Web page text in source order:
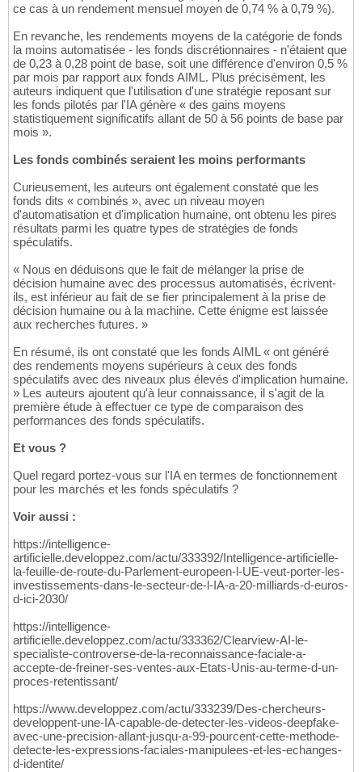
ce cas à un rendement mensuel moyen de 0,74 % à 0,79 %).
En revanche, les rendements moyens de la catégorie de fonds
la moins automatisée - les fonds discrétionnaires - n'étaient que
de 0,23 à 0,28 point de base, soit une différence d'environ 0,5 %
par mois par rapport aux fonds AIML. Plus précisément, les
auteurs indiquent que l'utilisation d'une stratégie reposant sur
les fonds pilotés par l'IA génère « des gains moyens
statistiquement significatifs allant de 50 à 56 points de base par
mois ».
Les fonds combinés seraient les moins performants
Curieusement, les auteurs ont également constaté que les
fonds dits « combinés », avec un niveau moyen
d'automatisation et d'implication humaine, ont obtenu les pires
résultats parmi les quatre types de stratégies de fonds
spéculatifs.
« Nous en déduisons que le fait de mélanger la prise de
décision humaine avec des processus automatisés, écrivent-
ils, est inférieur au fait de se fier principalement à la prise de
décision humaine ou à la machine. Cette énigme est laissée
aux recherches futures. »
En résumé, ils ont constaté que les fonds AIML « ont généré
des rendements moyens supérieurs à ceux des fonds
spéculatifs avec des niveaux plus élevés d'implication humaine.
» Les auteurs ajoutent qu'à leur connaissance, il s'agit de la
première étude à effectuer ce type de comparaison des
performances des fonds spéculatifs.
Et vous ?
Quel regard portez-vous sur l'IA en termes de fonctionnement
pour les marchés et les fonds spéculatifs ?
Voir aussi :
https://intelligence-
artificielle.developpez.com/actu/333392/Intelligence-artificielle-
la-feuille-de-route-du-Parlement-europeen-l-UE-veut-porter-les-
investissements-dans-le-secteur-de-l-IA-a-20-milliards-d-euros-
d-ici-2030/
https://intelligence-
artificielle.developpez.com/actu/333362/Clearview-AI-le-
specialiste-controverse-de-la-reconnaissance-faciale-a-
accepte-de-freiner-ses-ventes-aux-Etats-Unis-au-terme-d-un-
proces-retentissant/
https://www.developpez.com/actu/333239/Des-chercheurs-
developpent-une-IA-capable-de-detecter-les-videos-deepfake-
avec-une-precision-allant-jusqu-a-99-pourcent-cette-methode-
detecte-les-expressions-faciales-manipulees-et-les-echanges-
d-identite/